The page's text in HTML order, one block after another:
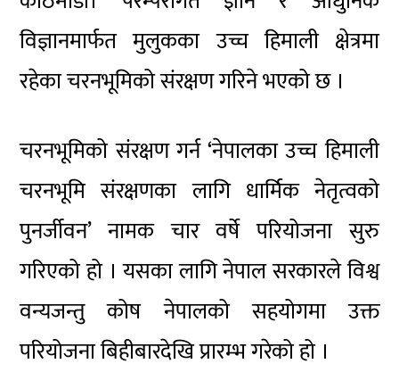
विज्ञानमार्फत मुलुकका उच्च हिमाली क्षेत्रमा
रहेका चरनभूमिको संरक्षण गरिने भएको छ ।
चरनभूमिको संरक्षण गर्न ‘नेपालका उच्च हिमाली
चरनभूमि संरक्षणका लागि धार्मिक नेतृत्वको
पुनर्जीवन’ नामक चार वर्षे परियोजना सुरु
गरिएको हो । यसका लागि नेपाल सरकारले विश्व
वन्यजन्तु कोष नेपालको सहयोगमा उक्त
परियोजना बिहीबारदेखि प्रारम्भ गरेको हो ।